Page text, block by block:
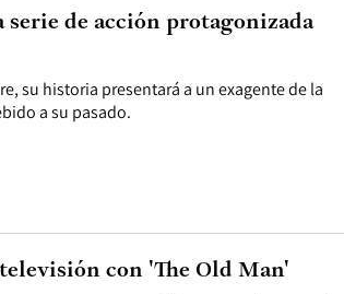
su historia presentará a un exagente de la
a su pasado.
de acción protagonizada
con 'The Old Man'